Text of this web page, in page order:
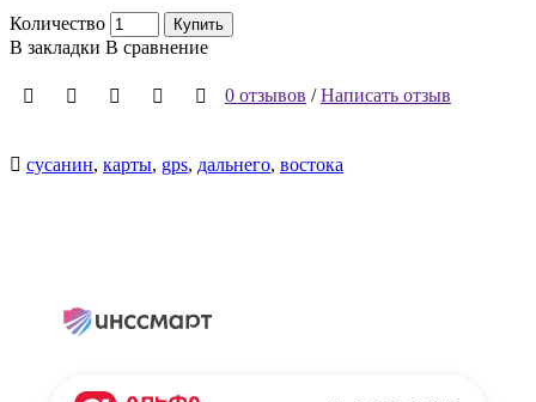
Количество Купить
В закладки В сравнение
0 отзывов /Написать отзыв
сусанин, карты, gps, дальнего, востока